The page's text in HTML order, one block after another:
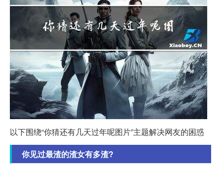
以下围绕“你猜还有几天过年呢图片”主题解决网友的困惑
你见过最渣的渣女有多渣?